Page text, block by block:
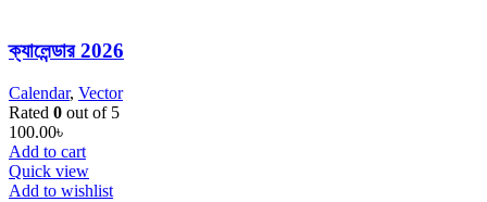
ক্যালেন্ডার 2026
Calendar, Vector
Rated 0 out of 5
100.00৳
Add to cart
Quick view
Add to wishlist